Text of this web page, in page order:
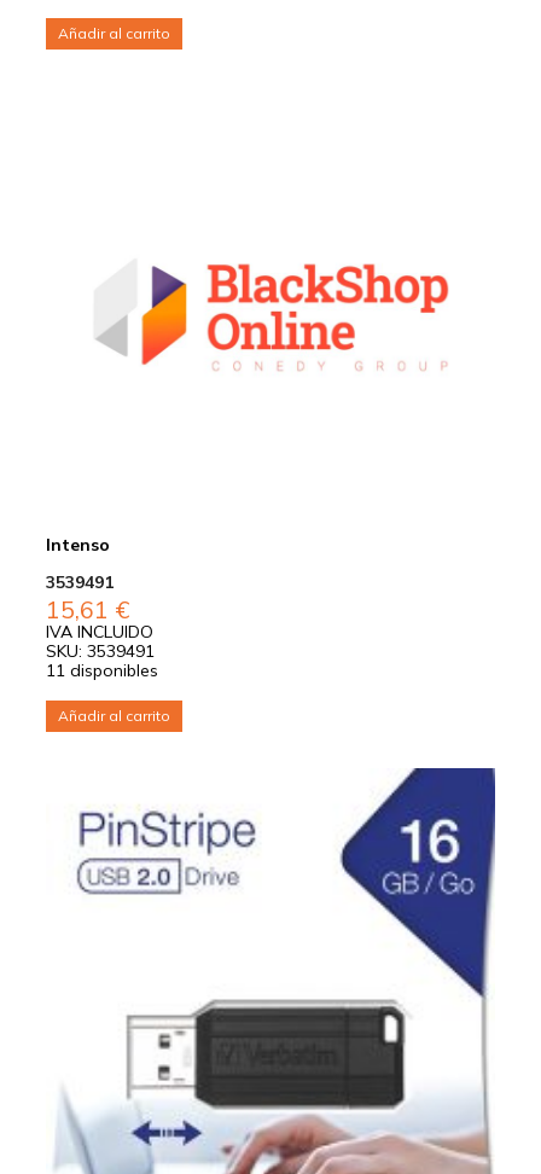
Añadir al carrito
Intenso
3539491
15,61 €
IVA INCLUIDO
SKU: 3539491
11 disponibles
Añadir al carrito